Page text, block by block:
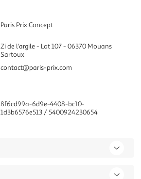
Paris Prix Concept
Zi de l'argile - Lot 107 - 06370 Mouans
Sartoux
contact@paris-prix.com
8f6cd99a-6d9e-4408-bc10-
1d3b6576e513 / 5400924230654